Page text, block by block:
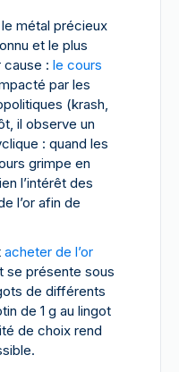
métal précieux
et le plus
: le cours
par les
(krash,
il observe un
: quand les
grimpe en
l’intérêt des
l’or afin de
acheter de l’or
se présente sous
de différents
de 1 g au lingot
de choix rend